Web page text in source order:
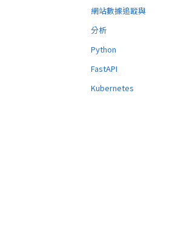
網站數據追蹤與
分析
Python
FastAPI
Kubernetes